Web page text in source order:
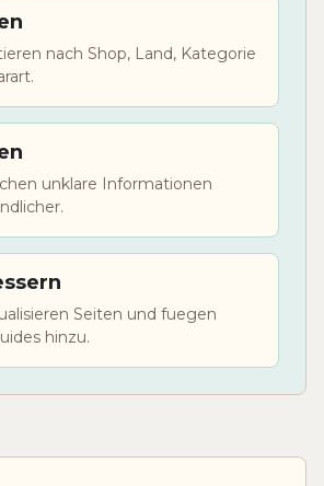
nach Shop, Land, Kategorie
unklare Informationen
Seiten und fuegen
hinzu.